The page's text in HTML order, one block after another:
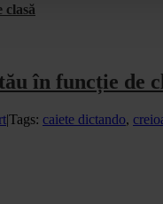
clasă
în funcție de
|Tags: caiete dictando,